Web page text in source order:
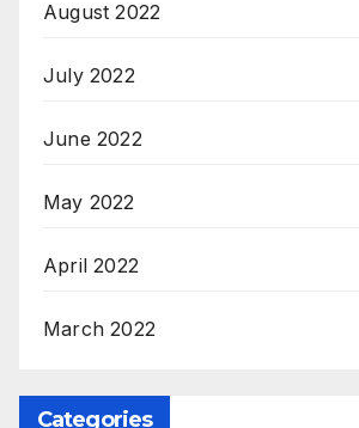
August 2022
July 2022
June 2022
May 2022
April 2022
March 2022
Categories